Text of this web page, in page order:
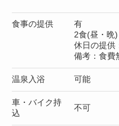
食事の提供
有
2食(昼・晩)
休日の提供
備考：食費
温泉入浴 可能
車・バイク持
込
不可